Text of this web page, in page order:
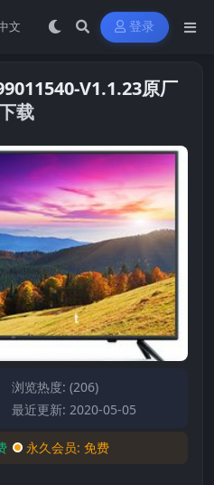
登录
V1.1.23原厂
载
浏览热度: (206)
最近更新: 2020-05-05
永久会员: 免费